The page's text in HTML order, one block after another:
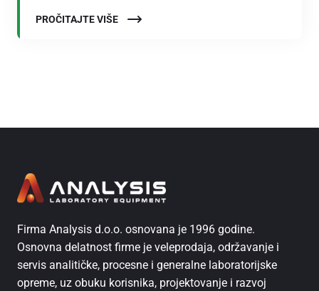
PROČITAJTE VIŠE
Firma Analysis d.o.o. osnovana je 1996 godine.
Osnovna delatnost firme je veleprodaja, održavanje i
servis analitičke, procesne i generalne laboratorijske
opreme, uz obuku korisnika, projektovanje i razvoj